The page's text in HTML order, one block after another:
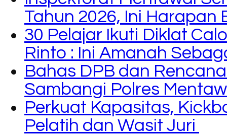
Tahun 2026, Ini Harapan
30 Pelajar Ikuti Diklat
Rinto : Ini Amanah
Bahas DPB dan
Sambangi Polres
Perkuat Kapasitas,
Pelatih dan Wasit Juri